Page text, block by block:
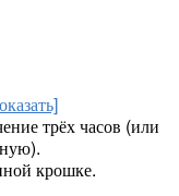
трёх часов (или
крошке.